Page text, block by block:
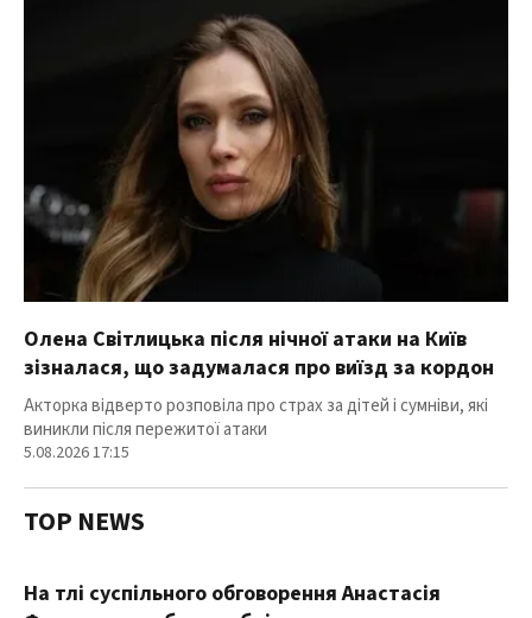
Олена Світлицька після нічної атаки на Київ
зізналася, що задумалася про виїзд за кордон
Акторка відверто розповіла про страх за дітей і сумніви, які
виникли після пережитої атаки
5.08.2026 17:15
TOP NEWS
На тлі суспільного обговорення Анастасія